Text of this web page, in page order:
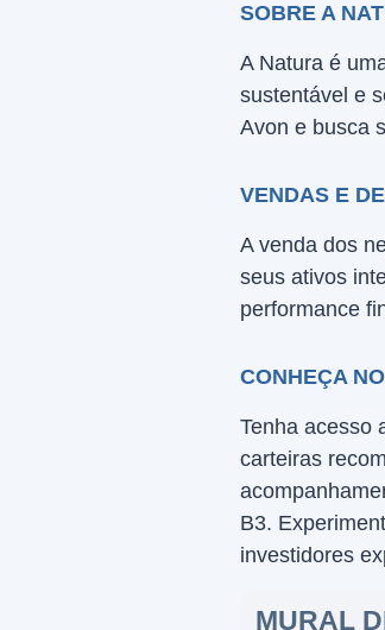
SOBRE A
A Natura é
sustentável e
Avon e busca
VENDAS E
A venda dos
seus ativos
performance
CONHEÇA
Tenha acesso
carteiras
B3.
investidores
MURAL